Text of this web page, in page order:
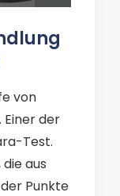
von
. Einer der
Test.
aus
Punkte